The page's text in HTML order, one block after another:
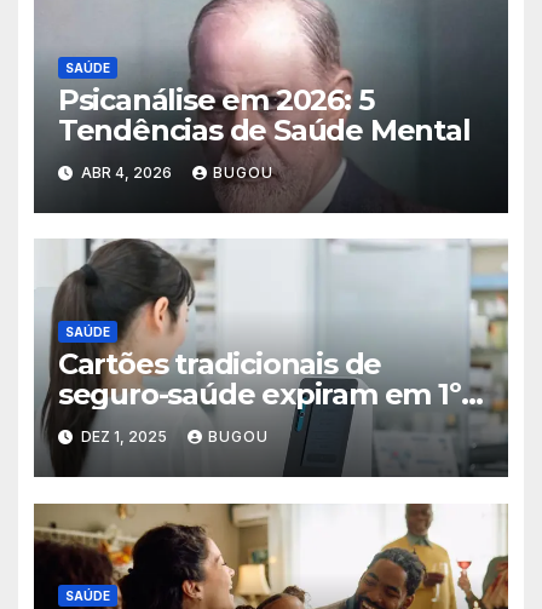
SAÚDE
Psicanálise em 2026: 5
Tendências de Saúde Mental
ABR 4, 2026 BUGOU
SAÚDE
Cartões tradicionais de
seguro-saúde expiram em 1º
de dezembro de 2025 no
Japão
DEZ 1, 2025 BUGOU
SAÚDE